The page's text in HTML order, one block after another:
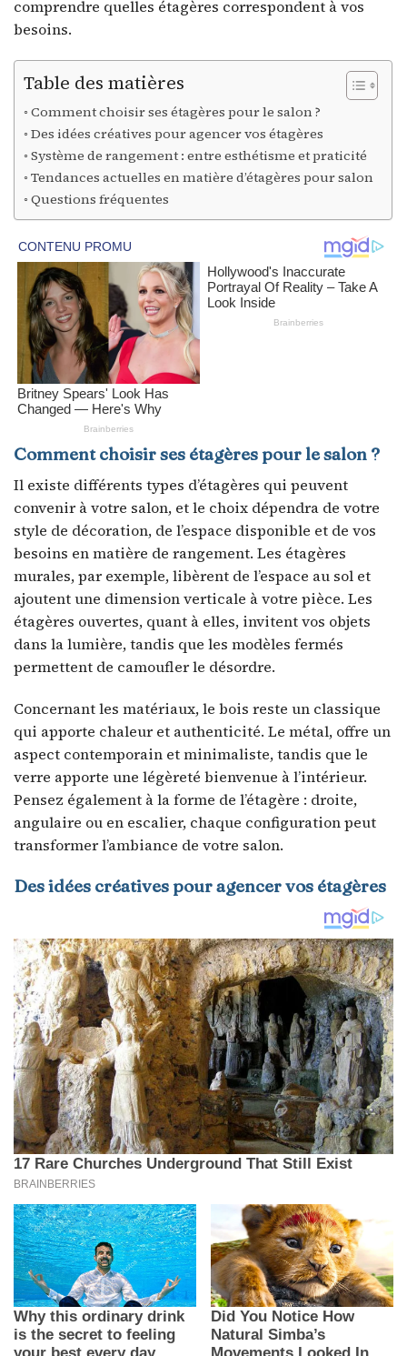
comprendre quelles étagères correspondent à vos
besoins.
Table des matières
Comment choisir ses étagères pour le salon ?
Des idées créatives pour agencer vos étagères
Système de rangement : entre esthétisme et praticité
Tendances actuelles en matière d’étagères pour salon
Questions fréquentes
Comment choisir ses étagères pour le salon ?
Il existe différents types d’étagères qui peuvent
convenir à votre salon, et le choix dépendra de votre
style de décoration, de l’espace disponible et de vos
besoins en matière de rangement. Les étagères
murales, par exemple, libèrent de l’espace au sol et
ajoutent une dimension verticale à votre pièce. Les
étagères ouvertes, quant à elles, invitent vos objets
dans la lumière, tandis que les modèles fermés
permettent de camoufler le désordre.
Concernant les matériaux, le bois reste un classique
qui apporte chaleur et authenticité. Le métal, offre un
aspect contemporain et minimaliste, tandis que le
verre apporte une légèreté bienvenue à l’intérieur.
Pensez également à la forme de l’étagère : droite,
angulaire ou en escalier, chaque configuration peut
transformer l’ambiance de votre salon.
Des idées créatives pour agencer vos étagères